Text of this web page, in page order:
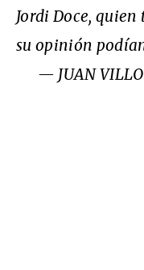
Jordi Doce,
su opinión
— JUAN